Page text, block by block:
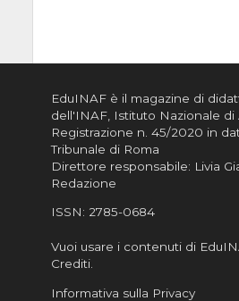
EduINAF è il magazine di
dell'INAF, Istituto Nazionale di
Registrazione n. 45/2020 in
Tribunale di Roma
Direttore responsabile: Livia
Redazione
ISSN: 2785-0684
Vuoi usare i contenuti di
Crediti.
Informativa sulla Privacy